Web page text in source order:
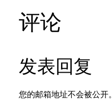
评论
发表回复
您的邮箱地址不会被公开。